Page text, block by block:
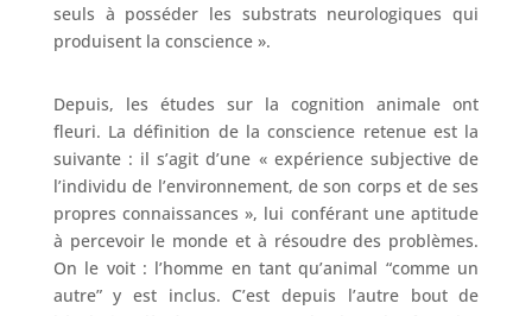
seuls à posséder les substrats neurologiques qui
produisent la conscience ».
Depuis, les études sur la cognition animale ont
fleuri. La définition de la conscience retenue est la
suivante : il s’agit d’une « expérience subjective de
l’individu de l’environnement, de son corps et de ses
propres connaissances », lui conférant une aptitude
à percevoir le monde et à résoudre des problèmes.
On le voit : l’homme en tant qu’animal “comme un
autre” y est inclus. C’est depuis l’autre bout de